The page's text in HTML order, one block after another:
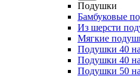
Подушки
Бамбуковые
Из шерсти
Мягкие
Подушки 40
Подушки 40
Подушки 50